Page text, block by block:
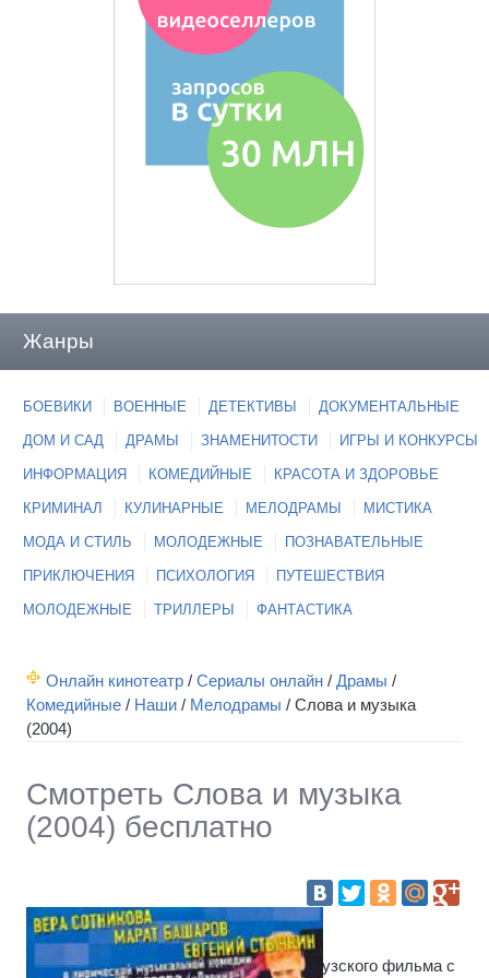
Жанры
БОЕВИКИ ВОЕННЫЕ ДЕТЕКТИВЫ ДОКУМЕНТАЛЬНЫЕ
ДОМ И САД ДРАМЫ ЗНАМЕНИТОСТИ ИГРЫ И КОНКУРСЫ
ИНФОРМАЦИЯ КОМЕДИЙНЫЕ КРАСОТА И ЗДОРОВЬЕ
КРИМИНАЛ КУЛИНАРНЫЕ МЕЛОДРАМЫ МИСТИКА
МОДА И СТИЛЬ МОЛОДЕЖНЫЕ ПОЗНАВАТЕЛЬНЫЕ
ПРИКЛЮЧЕНИЯ ПСИХОЛОГИЯ ПУТЕШЕСТВИЯ
МОЛОДЕЖНЫЕ ТРИЛЛЕРЫ ФАНТАСТИКА
Онлайн кинотеатр / Сериалы онлайн / Драмы /
Комедийные / Наши / Мелодрамы / Слова и музыка
(2004)
Смотреть Слова и музыка
(2004) бесплатно
Российский ремейк знаменитого французского фильма с